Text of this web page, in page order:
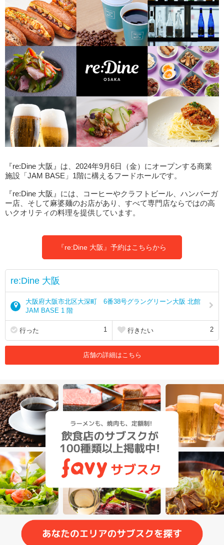
『re:Dine 大阪』は、2024年9月6日（金）にオープンする商業
施設「JAM BASE」1階に構えるフードホールです。
『re:Dine 大阪』には、コーヒーやクラフトビール、ハンバーガ
ー店、そして麻婆麺のお店があり、すべて専門店ならではの高
いクオリティの料理を提供しています。
『re:Dine 大阪』予約はこちらから
re:Dine 大阪
大阪府大阪市北区大深町 6番38号グラングリーン大阪 北館
JAM BASE 1 階
行った 1 行きたい 2
店舗の詳細はこちら